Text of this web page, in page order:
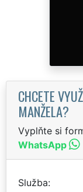
CHCETE
MANŽELA?
Vyplňte si
WhatsApp
Služba